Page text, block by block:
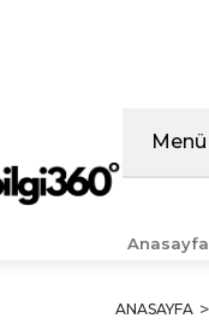
Menü
Anasayfa
ANASAYFA